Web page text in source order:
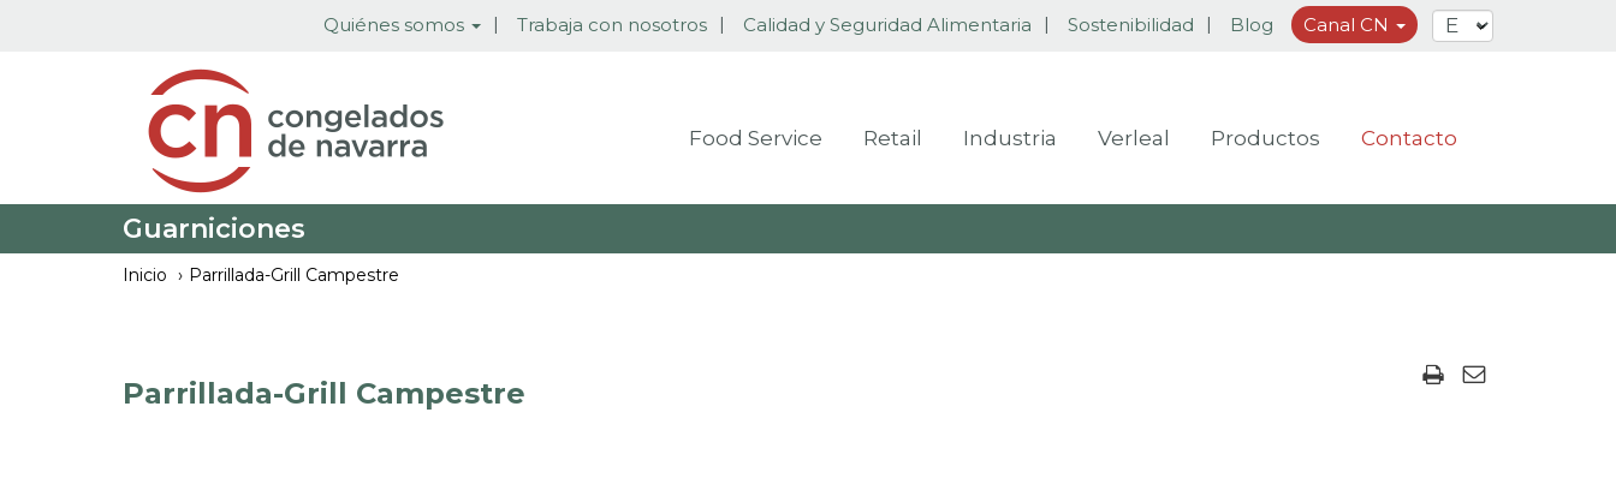
Quiénes somos Trabaja con nosotros Calidad y Seguridad Alimentaria Sostenibilidad Blog Canal CN
Food Service Retail Industria Verleal Productos Contacto
Guarniciones
Inicio Parrillada-Grill Campestre
Parrillada-Grill Campestre